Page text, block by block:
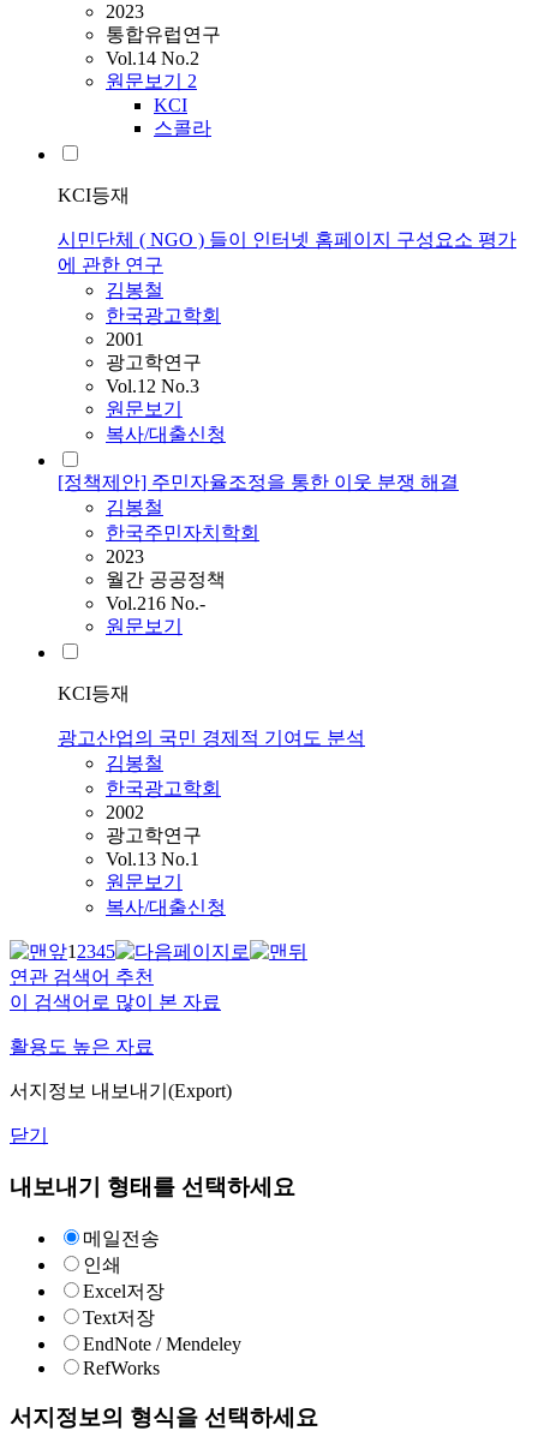
2023
통합유럽연구
Vol.14 No.2
원문보기 2
KCI
스콜라
KCI등재
시민단체 ( NGO ) 들이 인터넷 홈페이지 구성요소 평가
에 관한 연구
김봉철
한국광고학회
2001
광고학연구
Vol.12 No.3
원문보기
복사/대출신청
[정책제안] 주민자율조정을 통한 이웃 분쟁 해결
김봉철
한국주민자치학회
2023
월간 공공정책
Vol.216 No.-
원문보기
KCI등재
광고산업의 국민 경제적 기여도 분석
김봉철
한국광고학회
2002
광고학연구
Vol.13 No.1
원문보기
복사/대출신청
12345
연관 검색어 추천
이 검색어로 많이 본 자료
활용도 높은 자료
서지정보 내보내기(Export)
닫기
내보내기 형태를 선택하세요
메일전송
인쇄
Excel저장
Text저장
EndNote / Mendeley
RefWorks
서지정보의 형식을 선택하세요